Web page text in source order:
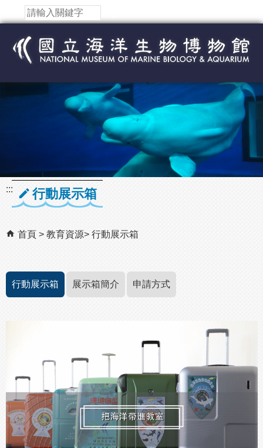
跳到主要內容區塊
::: 行動展示箱
首頁 教育資源 行動展示箱
行動展示箱 展示箱簡介 申請方式